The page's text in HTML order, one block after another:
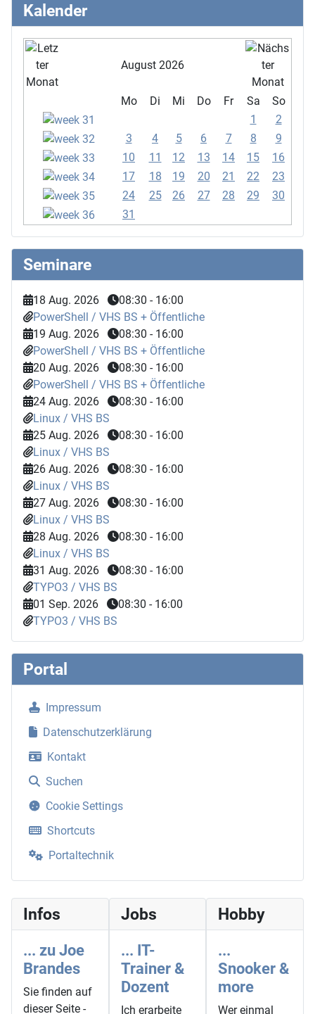
Kalender
August 2026
Mo Di Mi Do Fr Sa
So
1
2
3
4 5 6 7 8
9
10
11 12 13 14 15
16
17
18 19 20 21 22
23
24
25 26 27 28 29
30
31
Seminare
18 Aug. 2026 08:30 - 16:00
PowerShell / VHS BS + Öffentliche
19 Aug. 2026
08:30 - 16:00
PowerShell / VHS BS + Öffentliche
20 Aug. 2026
08:30 - 16:00
PowerShell / VHS BS + Öffentliche
24 Aug. 2026
08:30 - 16:00
Linux / VHS BS
25 Aug. 2026
08:30 - 16:00
Linux / VHS BS
26 Aug. 2026
08:30 - 16:00
Linux / VHS BS
27 Aug. 2026
08:30 - 16:00
Linux / VHS BS
28 Aug. 2026
08:30 - 16:00
Linux / VHS BS
31 Aug. 2026
08:30 - 16:00
TYPO3 / VHS BS
01 Sep. 2026
08:30 - 16:00
TYPO3 / VHS BS
Portal
Impressum
Datenschutzerklärung
Kontakt
Suchen
Cookie Settings
Shortcuts
Portaltechnik
Infos
... zu Joe
Brandes
Sie finden auf
dieser Seite -
Jobs
... IT-
Trainer &
Dozent
Ich erarbeite
Hobby
...
Snooker &
more
Wer einmal